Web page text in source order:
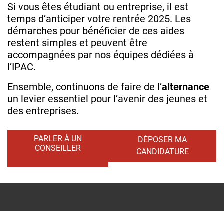
Si vous êtes étudiant ou entreprise, il est
temps d’anticiper votre rentrée 2025. Les
démarches pour bénéficier de ces aides
restent simples et peuvent être
accompagnées par nos équipes dédiées à
l’IPAC.
Ensemble, continuons de faire de l’alternance
un levier essentiel pour l’avenir des jeunes et
des entreprises.
PARLER À UN
CONSEILLER
DÉPOSER MA
CANDIDATURE